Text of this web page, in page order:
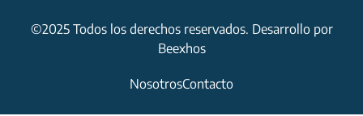
©2025 Todos los derechos reservados. Desarrollo por
Beexhos
NosotrosContacto